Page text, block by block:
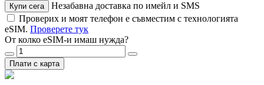
Купи сега
Незабавна доставка по имейл и SMS
Проверих и моят телефон е съвместим с технологията
eSIM. Проверете тук
От колко eSIM-и имаш нужда?
Плати с карта